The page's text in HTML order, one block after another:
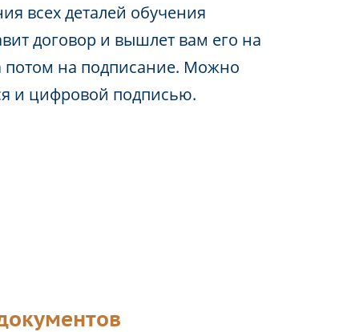
всех деталей обучения
договор и вышлет вам его на
потом на подписание. Можно
и цифровой подписью.